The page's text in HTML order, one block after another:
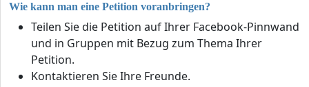
Wie kann man eine Petition voranbringen?
Teilen Sie die Petition auf Ihrer Facebook-Pinnwand
und in Gruppen mit Bezug zum Thema Ihrer
Petition.
Kontaktieren Sie Ihre Freunde.